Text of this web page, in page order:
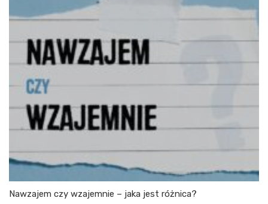
Nawzajem czy wzajemnie – jaka jest różnica?